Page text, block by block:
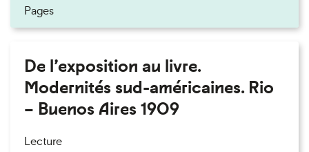
Pages
De l’exposition au livre.
Modernités sud-américaines. Rio
– Buenos Aires 1909
Lecture